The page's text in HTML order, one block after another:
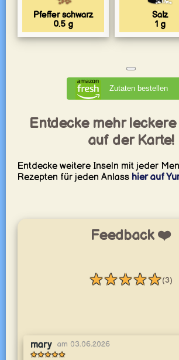
Pfeffer schwarz
0.5 g
Salz
1 g
Zutaten bestellen
Entdecke mehr
auf der Karte!
Entdecke weitere Inseln mit jeder
Rezepten für jeden Anlass hier auf
Feedback ❤️
★★★★★
Bewertung: 5 / 5 (3)
mary
am 03.06.2026
★★★★★